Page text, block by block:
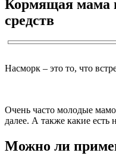
Кормящая мама
средств
Насморк – это то, что
Очень часто молодые
далее. А также какие есть
Можно ли